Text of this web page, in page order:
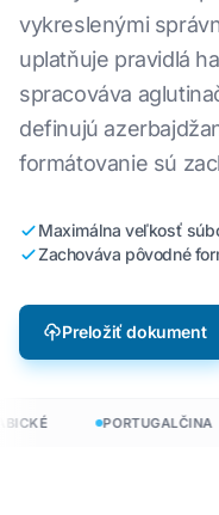
vykreslenými
uplatňuje pravidlá
spracováva
definujú
formátovanie sú
Maximálna veľkosť
Zachováva pôvodné
Preložiť dokument
PORTUGALČINA